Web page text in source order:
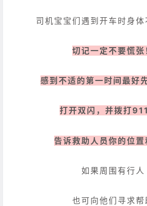
司机宝宝们遇到开车时身
切记一定不要慌张
感到不适的第一时间最好
打开双闪，并拨打
告诉救助人员你的位置
如果周围有行人
也可向他们寻求帮